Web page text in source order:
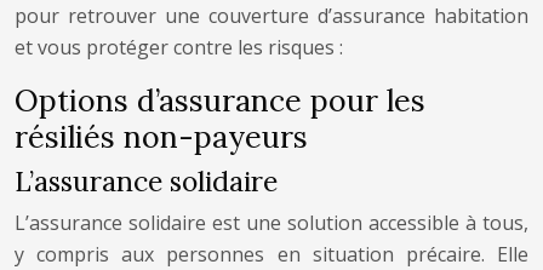
pour retrouver une couverture d’assurance habitation
et vous protéger contre les risques :
Options d’assurance pour les
résiliés non-payeurs
L’assurance solidaire
L’assurance solidaire est une solution accessible à tous,
y compris aux personnes en situation précaire. Elle